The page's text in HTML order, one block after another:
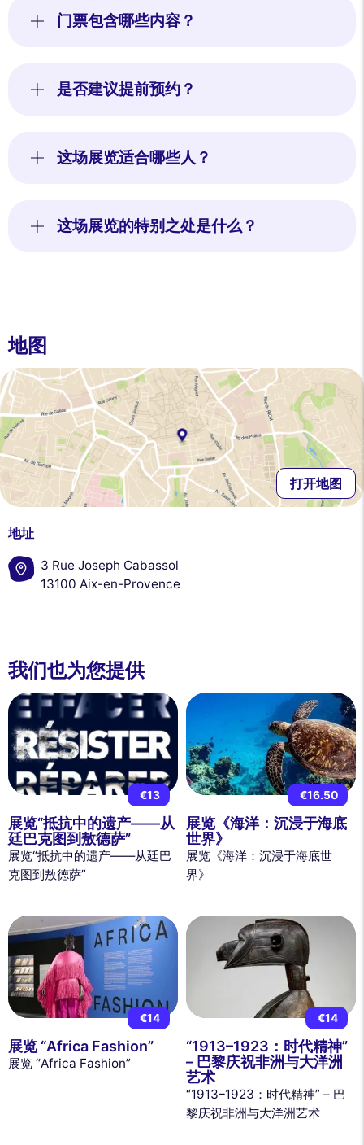
门票包含哪些内容？
是否建议提前预约？
这场展览适合哪些人？
这场展览的特别之处是什么？
地图
打开地图
地址
3 Rue Joseph Cabassol
13100 Aix-en-Provence
我们也为您提供
€13
展览“抵抗中的遗产——从
廷巴克图到敖德萨”
展览“抵抗中的遗产——从廷巴
克图到敖德萨”
€16.50
展览《海洋：沉浸于海底
世界》
展览《海洋：沉浸于海底世
界》
€14
展览 “Africa Fashion”
展览 “Africa Fashion”
€14
“1913–1923：时代精神”
– 巴黎庆祝非洲与大洋洲
艺术
“1913–1923：时代精神” – 巴
黎庆祝非洲与大洋洲艺术